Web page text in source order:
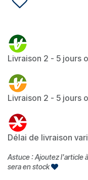
Livraison 2 - 5 jours
Livraison 2 - 5 jours
Délai de livraison
Astuce : Ajoutez l'article
sera en stock